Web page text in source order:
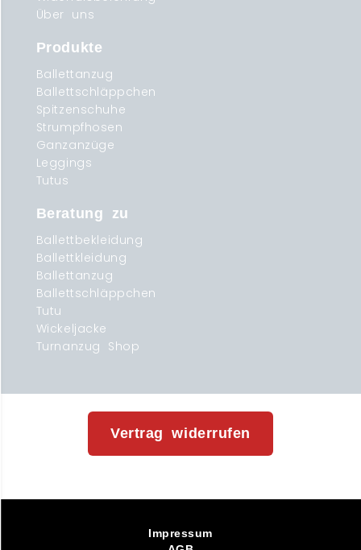
Über uns
Produkte
Ballettanzug
Ballettschläppchen
Spitzenschuhe
Strumpfhosen
Ganzanzüge
Leggings
Tutus
Beratung zu
Ballettbekleidung
Ballettkleidung
Ballettanzug
Ballettschläppchen
Tutu
Wickeljacke
Turnanzug Shop
Vertrag widerrufen
Impressum